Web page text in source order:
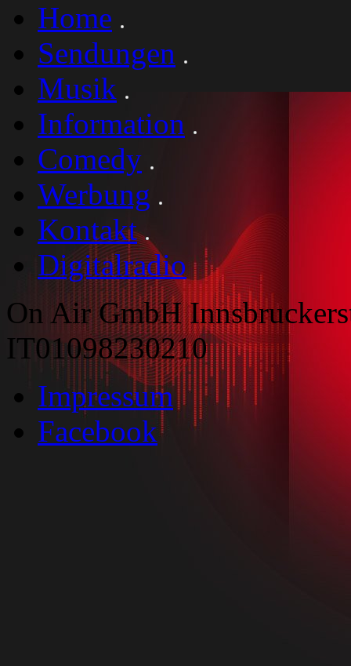
Home
Sendungen
Musik
Information
Comedy
Werbung
Kontakt
Digitalradio
On Air GmbH
IT01098230210
Impressum
Facebook